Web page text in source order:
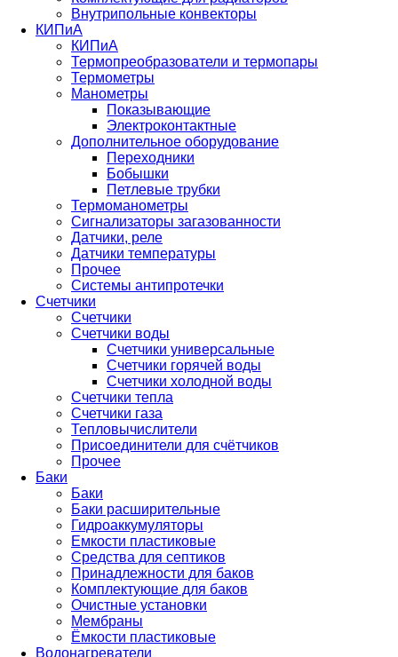
Внутрипольные конвекторы
КИПиА
КИПиА
Термопреобразователи и термопары
Термометры
Манометры
Показывающие
Электроконтактные
Дополнительное оборудование
Переходники
Бобышки
Петлевые трубки
Термоманометры
Сигнализаторы загазованности
Датчики, реле
Датчики температуры
Прочее
Системы антипротечки
Счетчики
Счетчики
Счетчики воды
Счетчики универсальные
Счетчики горячей воды
Счетчики холодной воды
Счетчики тепла
Счетчики газа
Тепловычислители
Присоединители для счётчиков
Прочее
Баки
Баки
Баки расширительные
Гидроаккумуляторы
Емкости пластиковые
Средства для септиков
Принадлежности для баков
Комплектующие для баков
Очистные установки
Мембраны
Ёмкости пластиковые
Водонагреватели